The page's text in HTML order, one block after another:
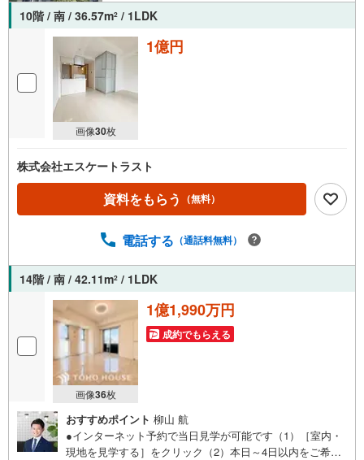
10階 / 南 / 36.57m2 / 1LDK
画像30枚
1億円
株式会社エスケートラスト
資料をもらう （無料）
電話する （通話料無料）
14階 / 南 / 42.11m2 / 1LDK
画像36枚
1億1,990万円
成約でもらえる
おすすめポイント 柳山 航
●インターネット予約で当日見学が可能です（1）［室内・
現地を見学する］をクリック（2）本日～4日以内をご希望